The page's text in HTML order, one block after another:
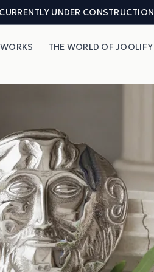
UNDER CONSTRUCTION
THE WORLD OF JOOLIFY